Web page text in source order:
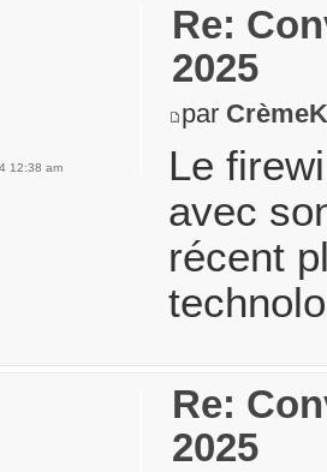
Re:
2025
par
Le
avec
récent
12:38 am
Re:
2025